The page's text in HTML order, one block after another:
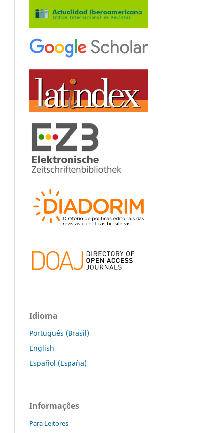
Idioma
Português (Brasil)
English
Español (España)
Informações
Para Leitores